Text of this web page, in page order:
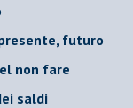
futuro
non fare
saldi